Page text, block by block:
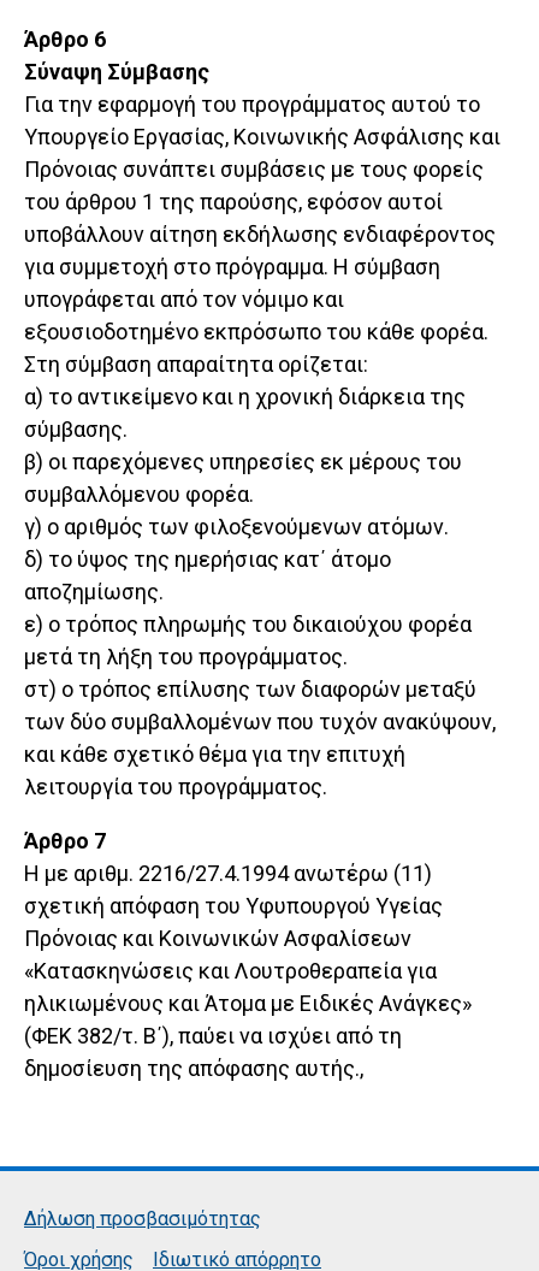
Άρθρο 6
Σύναψη Σύμβασης
Για την εφαρμογή του προγράμματος αυτού το
Υπουργείο Εργασίας, Κοινωνικής Ασφάλισης και
Πρόνοιας συνάπτει συμβάσεις με τους φορείς
του άρθρου 1 της παρούσης, εφόσον αυτοί
υποβάλλουν αίτηση εκδήλωσης ενδιαφέροντος
για συμμετοχή στο πρόγραμμα. Η σύμβαση
υπογράφεται από τον νόμιμο και
εξουσιοδοτημένο εκπρόσωπο του κάθε φορέα.
Στη σύμβαση απαραίτητα ορίζεται:
α) το αντικείμενο και η χρονική διάρκεια της
σύμβασης.
β) οι παρεχόμενες υπηρεσίες εκ μέρους του
συμβαλλόμενου φορέα.
γ) ο αριθμός των φιλοξενούμενων ατόμων.
δ) το ύψος της ημερήσιας κατ΄ άτομο
αποζημίωσης.
ε) ο τρόπος πληρωμής του δικαιούχου φορέα
μετά τη λήξη του προγράμματος.
στ) ο τρόπος επίλυσης των διαφορών μεταξύ
των δύο συμβαλλομένων που τυχόν ανακύψουν,
και κάθε σχετικό θέμα για την επιτυχή
λειτουργία του προγράμματος.
Άρθρο 7
Η με αριθμ. 2216/27.4.1994 ανωτέρω (11)
σχετική απόφαση του Υφυπουργού Υγείας
Πρόνοιας και Κοινωνικών Ασφαλίσεων
«Κατασκηνώσεις και Λουτροθεραπεία για
ηλικιωμένους και Άτομα με Ειδικές Ανάγκες»
(ΦΕΚ 382/τ. Β΄), παύει να ισχύει από τη
δημοσίευση της απόφασης αυτής.,
Δήλωση προσβασιμότητας
Όροι χρήσης
Ιδιωτικό απόρρητο